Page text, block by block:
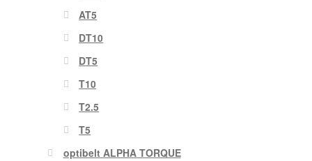
AT5
DT10
DT5
T10
T2.5
T5
optibelt ALPHA TORQUE